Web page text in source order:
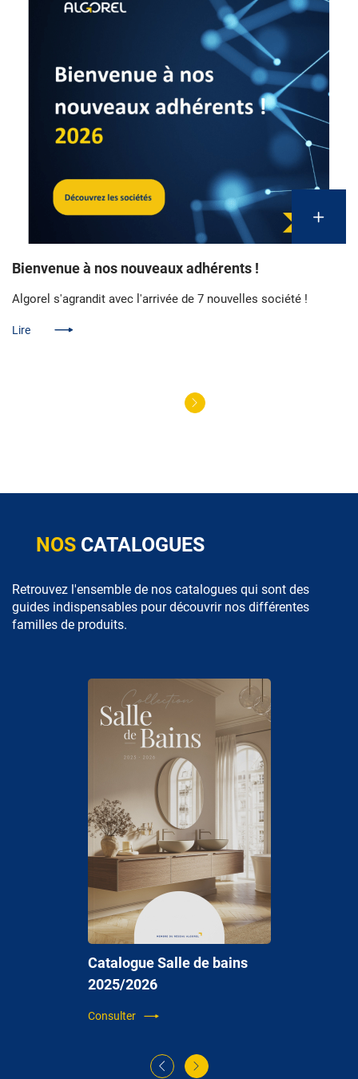
Bienvenue à nos nouveaux adhérents !
Algorel s'agrandit avec l'arrivée de 7 nouvelles société !
Lire
NOS CATALOGUES
Retrouvez l'ensemble de nos catalogues qui sont des
guides indispensables pour découvrir nos différentes
familles de produits.
Catalogue Salle de bains
2025/2026
Consulter